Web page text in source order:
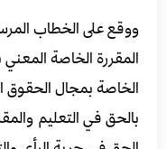
ووقع على الخطاب
المقررة الخاصة
الخاصة بمجال الحقوق
بالحق في التعليم